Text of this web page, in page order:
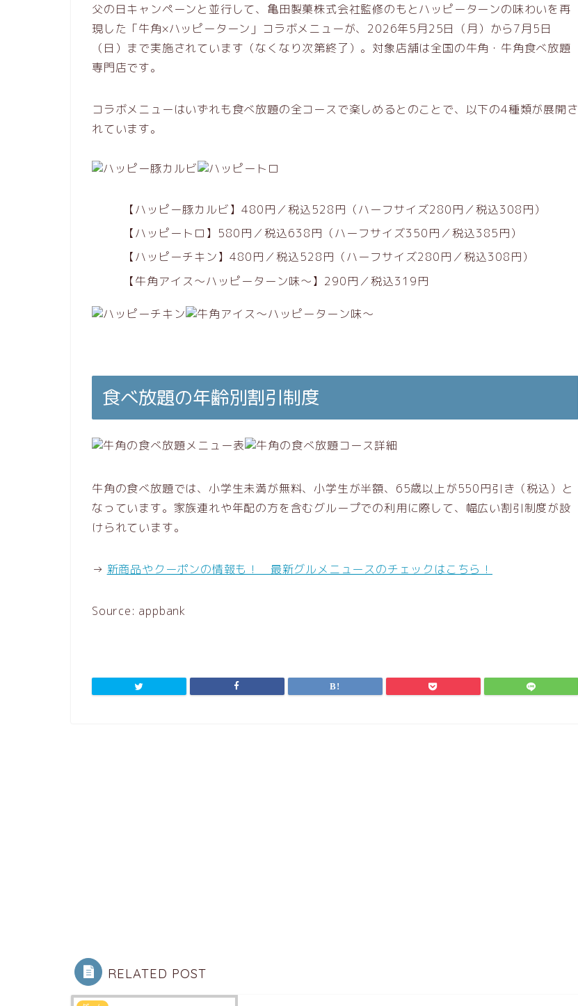
父の日キャンペーンと並行して、亀田製菓株式会社監修のもとハッピーターンの味わいを再
現した「牛角×ハッピーターン」コラボメニューが、2026年5月25日（月）から7月5日
（日）まで実施されています（なくなり次第終了）。対象店舗は全国の牛角・牛角食べ放題
専門店です。
コラボメニューはいずれも食べ放題の全コースで楽しめるとのことで、以下の4種類が展開さ
れています。
【ハッピー豚カルビ】480円／税込528円（ハーフサイズ280円／税込308円）
【ハッピートロ】580円／税込638円（ハーフサイズ350円／税込385円）
【ハッピーチキン】480円／税込528円（ハーフサイズ280円／税込308円）
【牛角アイス〜ハッピーターン味〜】290円／税込319円
食べ放題の年齢別割引制度
牛角の食べ放題では、小学生未満が無料、小学生が半額、65歳以上が550円引き（税込）と
なっています。家族連れや年配の方を含むグループでの利用に際して、幅広い割引制度が設
けられています。
→ 新商品やクーポンの情報も！ 最新グルメニュースのチェックはこちら！
Source: appbank
RELATED POST